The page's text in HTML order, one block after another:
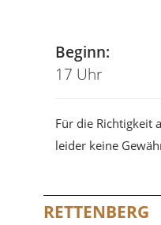
Beginn:
17 Uhr
Für die Richtigkeit
leider keine
RETTENBERG